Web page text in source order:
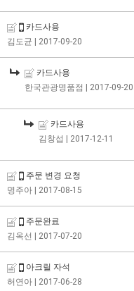
카드사용
김도균
| 2017-09-20
카드사용
한국관광명품점
| 2017-09-20
카드사용
김창섭
| 2017-12-11
주문 변경 요청
명주아
| 2017-08-15
주문완료
김옥선
| 2017-07-20
아크릴 자석
허연아
| 2017-06-28